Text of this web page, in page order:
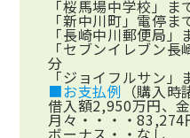
「桜馬場中学校」ま
「新中川町」電停ま
「長崎中川郵便局
「セブンイレブン
分
「ジョイフルサン」
■お支払例 （購入時
借入額2,950万円、
月々・・・・83,274